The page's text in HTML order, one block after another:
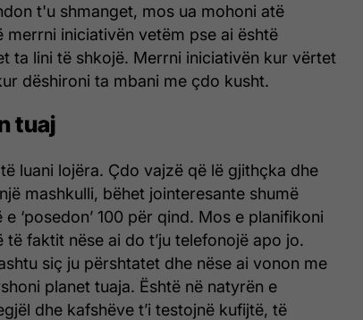
t'u shmanget, mos ua mohoni atë
merrni iniciativën vetëm pse ai është
ta lini të shkojë. Merrni iniciativën kur vërtet
dëshironi ta mbani me çdo kusht.
tuaj
luani lojëra. Çdo vajzë që lë gjithçka dhe
mashkulli, bëhet jointeresante shumë
‘posedon’ 100 për qind. Mos e planifikoni
të faktit nëse ai do t’ju telefonojë apo jo.
siç ju përshtatet dhe nëse ai vonon me
planet tuaja. Është në natyrën e
dhe kafshëve t’i testojnë kufijtë, të